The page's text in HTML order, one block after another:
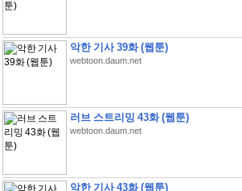
악한 기사 39화 (웹툰)
webtoon.daum.net
러브 스트리밍 43화 (웹툰)
webtoon.daum.net
악한 기사 43화 (웹툰)